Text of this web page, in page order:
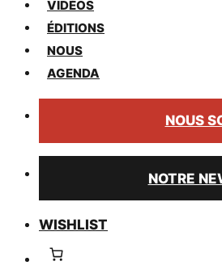
VIDÉOS
ÉDITIONS
NOUS
AGENDA
NOUS
NOTRE
WISHLIST